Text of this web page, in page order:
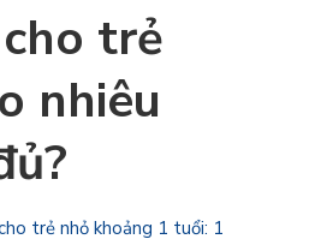
trẻ
nhiêu
trẻ nhỏ khoảng 1 tuổi: 1